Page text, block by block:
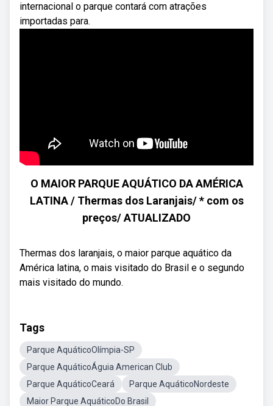
internacional o parque contará com atrações
importadas para.
O MAIOR PARQUE AQUÁTICO DA AMÉRICA
LATINA / Thermas dos Laranjais/ * com os
preços/ ATUALIZADO
Thermas dos laranjais, o maior parque aquático da
América latina, o mais visitado do Brasil e o segundo
mais visitado do mundo.
Tags
Parque AquáticoOlímpia-SP
Parque AquáticoÁguia American Club
Parque AquáticoCeará
Parque AquáticoNordeste
Maior Parque AquáticoDo Brasil